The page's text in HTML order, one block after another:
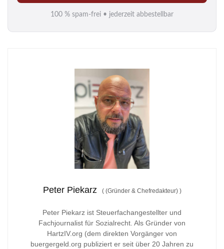
i
l
*
100 % spam-frei • jederzeit abbestellbar
Peter Piekarz ((Gründer & Chefredakteur) )
Peter Piekarz ist Steuerfachangestellter und
Fachjournalist für Sozialrecht. Als Gründer von
HartzIV.org (dem direkten Vorgänger von
buergergeld.org publiziert er seit über 20 Jahren zu